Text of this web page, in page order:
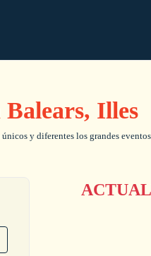
Balears, Illes
y diferentes los grandes